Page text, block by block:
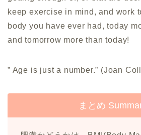
keep exercise in mind, and work
body you have ever had, today
and tomorrow more than today!
” Age is just a number.” (Joan
まとめ